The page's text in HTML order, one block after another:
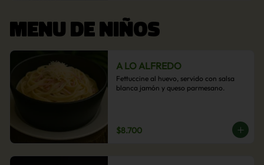
MENU DE NIÑOS
A LO ALFREDO
Fettuccine al huevo, servido con salsa
blanca jamón y queso parmesano.
$8.700